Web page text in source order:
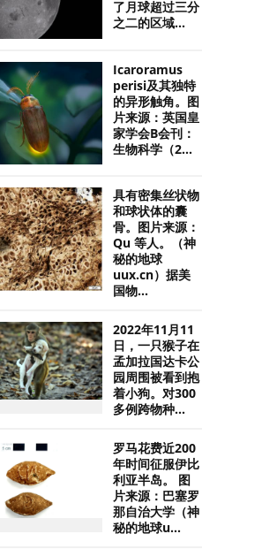
了月球超过三分
之二的区域...
Icaroramus
perisi及其独特
的异形触角。图
片来源：英国皇
家学会B会刊：
生物科学（2...
具有密集丝状物
和球状体的囊
骨。图片来源：
Qu 等人。（神
秘的地球
uux.cn）据美
国物...
2022年11月11
日，一只猴子在
孟加拉国达卡公
园周围被看到抱
着小狗。对300
多例跨物种...
罗马花费近200
年时间征服伊比
利亚半岛。 图
片来源：巴塞罗
那自治大学（神
秘的地球u...